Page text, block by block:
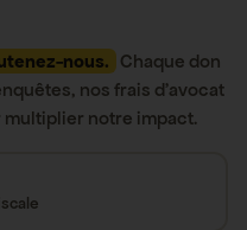
nous. Chaque don
nos frais d’avocat
notre impact.